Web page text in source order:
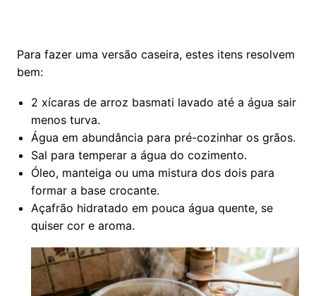
Para fazer uma versão caseira, estes itens resolvem
bem:
2 xícaras de arroz basmati lavado até a água sair
menos turva.
Água em abundância para pré-cozinhar os grãos.
Sal para temperar a água do cozimento.
Óleo, manteiga ou uma mistura dos dois para
formar a base crocante.
Açafrão hidratado em pouca água quente, se
quiser cor e aroma.